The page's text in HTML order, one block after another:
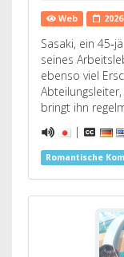
Web 2026
Sasaki, ein
seines
ebenso viel
bringt ihn
|
Romantische